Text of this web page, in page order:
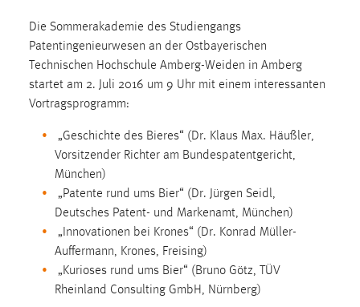
Die Sommerakademie des Studiengangs
Patentingenieurwesen an der Ostbayerischen
Technischen Hochschule Amberg-Weiden in Amberg
startet am 2. Juli 2016 um 9 Uhr mit einem interessanten
Vortragsprogramm:
„Geschichte des Bieres“ (Dr. Klaus Max. Häußler,
Vorsitzender Richter am Bundespatentgericht,
München)
„Patente rund ums Bier“ (Dr. Jürgen Seidl,
Deutsches Patent- und Markenamt, München)
„Innovationen bei Krones“ (Dr. Konrad Müller-
Auffermann, Krones, Freising)
„Kurioses rund ums Bier“ (Bruno Götz, TÜV
Rheinland Consulting GmbH, Nürnberg)
Performance
Name:
staticfilecache
Zweck:
gespeichert, ob man eingeloggt ist.
Sprachpräferenz
Name:
site-language-preference
Zweck:
Das Cookie speichert die gewählte Sprache der Website.